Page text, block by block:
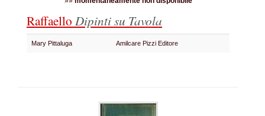
Raffaello Dipinti su Tavola
Mary Pittaluga Amilcare Pizzi Editore